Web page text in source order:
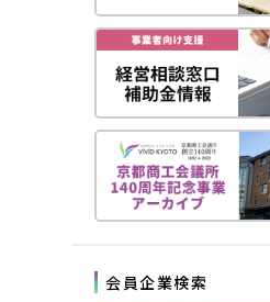
会員企業検索